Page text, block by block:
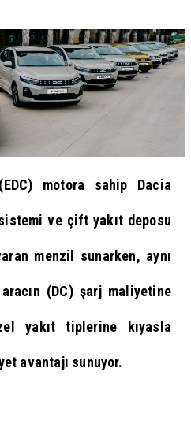
motora sahip Dacia
ve çift yakıt deposu
menzil sunarken, aynı
(DC) şarj maliyetine
yakıt tiplerine kıyasla
avantajı sunuyor.